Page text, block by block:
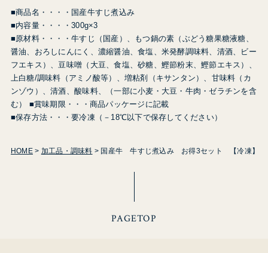
■商品名・・・・国産牛すじ煮込み
■内容量・・・・300g×3
■原材料・・・・牛すじ（国産）、もつ鍋の素（ぶどう糖果糖液糖、
醤油、おろしにんにく、濃縮醤油、食塩、米発酵調味料、清酒、ビー
フエキス）、豆味噌（大豆、食塩、砂糖、鰹節粉末、鰹節エキス）、
上白糖/調味料（アミノ酸等）、増粘剤（キサンタン）、甘味料（カ
ンゾウ）、清酒、酸味料、（一部に小麦・大豆・牛肉・ゼラチンを含
む） ■賞味期限・・・商品パッケージに記載
■保存方法・・・要冷凍（－18℃以下で保存してください）
HOME 加工品・調味料 国産牛 牛すじ煮込み お得3セット 【冷凍】
PAGETOP